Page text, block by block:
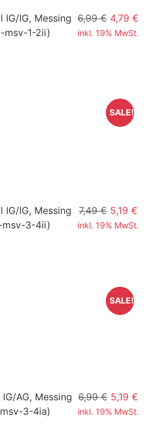
IG/IG, Messing
msv-1-2ii)
6,99 € 4,79 €
inkl. 19% MwSt.
IG/IG, Messing
3-4ii)
7,49 € 5,19 €
inkl. 19% MwSt.
SALE!
AG, Messing
3-4ia)
6,99 € 5,19 €
inkl. 19% MwSt.
SALE!